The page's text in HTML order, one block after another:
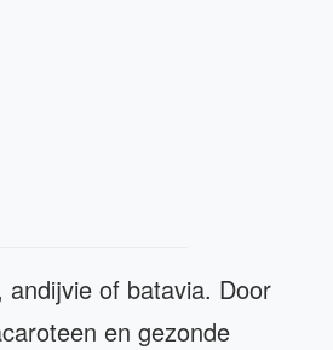
of batavia. Door
en gezonde